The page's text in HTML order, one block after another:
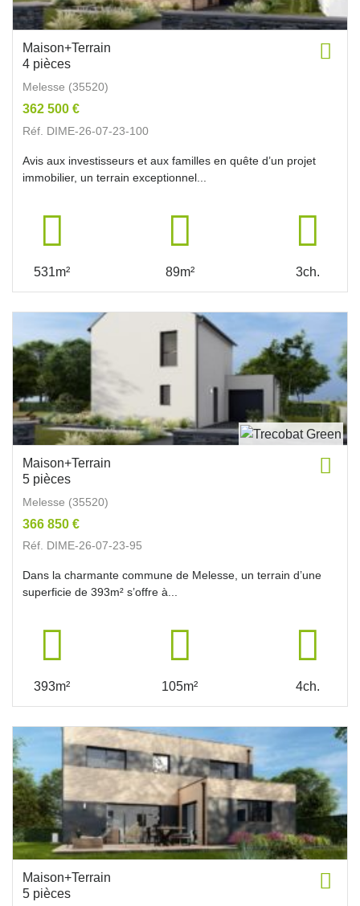
Maison+Terrain
4 pièces
Melesse (35520)
362 500 €
Réf. DIME-26-07-23-100
Avis aux investisseurs et aux familles en quête d’un projet
immobilier, un terrain exceptionnel...
531m² 89m² 3ch.
Maison+Terrain
5 pièces
Melesse (35520)
366 850 €
Réf. DIME-26-07-23-95
Dans la charmante commune de Melesse, un terrain d’une
superficie de 393m² s’offre à...
393m² 105m² 4ch.
Maison+Terrain
5 pièces